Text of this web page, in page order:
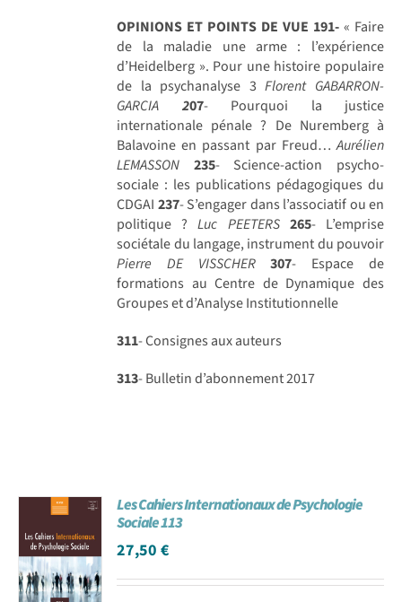
OPINIONS ET POINTS DE VUE 191- « Faire
de la maladie une arme : l’expérience
d’Heidelberg ». Pour une histoire populaire
de la psychanalyse 3Florent GABARRON-
GARCIA 207- Pourquoi la justice
internationale pénale ? De Nuremberg à
Balavoine en passant par Freud…Aurélien
LEMASSON
235- Science-action psycho-
sociale : les publications pédagogiques du
CDGAI 237- S’engager dans l’associatif ou en
politique ?Luc PEETERS 265- L’emprise
sociétale du langage, instrument du pouvoir
Pierre DE VISSCHER
307- Espace de
formations au Centre de Dynamique des
Groupes et d’Analyse Institutionnelle
311- Consignes aux auteurs
313- Bulletin d’abonnement 2017
Les Cahiers Internationaux de Psychologie
Sociale 113
27,50€